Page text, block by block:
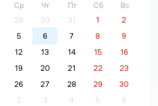
Ср Чт Пт Сб
Вс
29 30 31 1
2
5 6 7 8
9
12 13 14 15
16
19 20 21 22
23
26 27 28 29
30
2 3 4 5 6